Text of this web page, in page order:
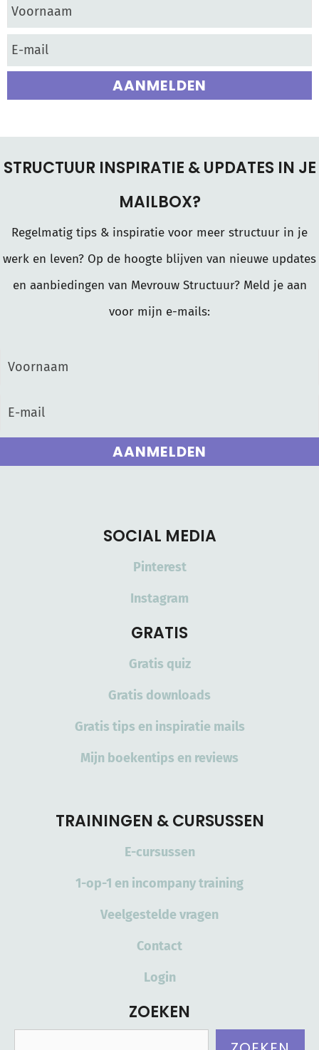
AANMELDEN
STRUCTUUR INSPIRATIE & UPDATES IN JE
MAILBOX?
Regelmatig tips & inspiratie voor meer structuur in je
werk en leven? Op de hoogte blijven van nieuwe updates
en aanbiedingen van Mevrouw Structuur? Meld je aan
voor mijn e-mails:
AANMELDEN
SOCIAL MEDIA
Pinterest
Instagram
GRATIS
Gratis quiz
Gratis downloads
Gratis tips en inspiratie mails
Mijn boekentips en reviews
TRAININGEN & CURSUSSEN
E-cursussen
1-op-1 en incompany training
Veelgestelde vragen
Contact
Login
ZOEKEN